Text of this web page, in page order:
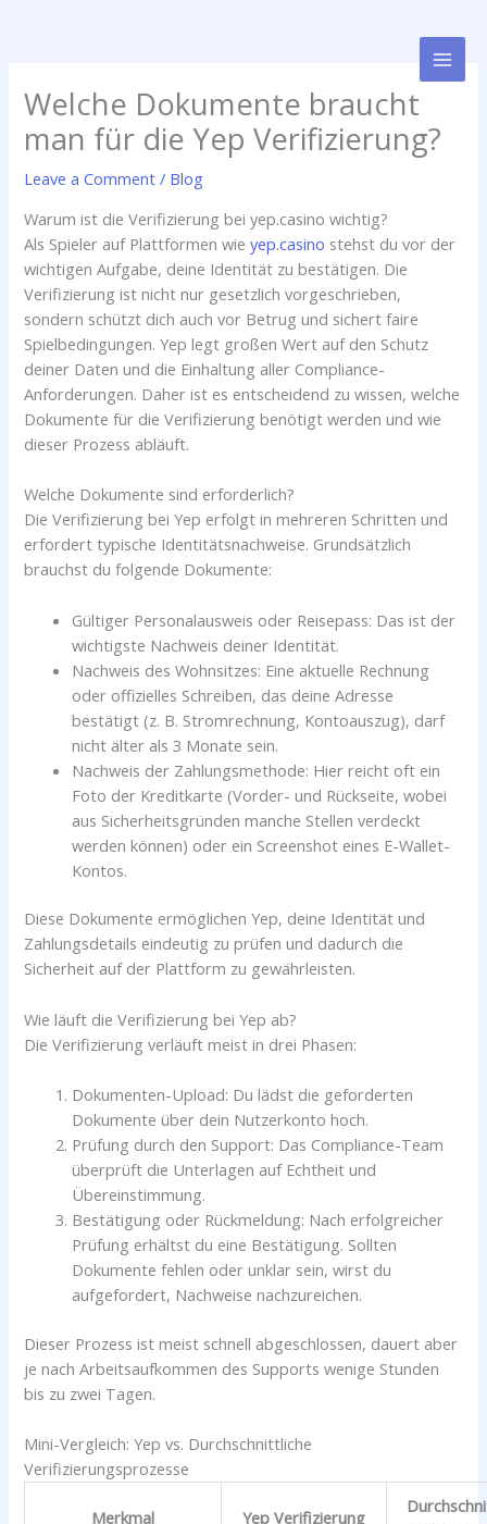
Welche Dokumente braucht
man für die Yep Verifizierung?
Leave a Comment / Blog
Warum ist die Verifizierung bei yep.casino wichtig?
Als Spieler auf Plattformen wieyep.casino stehst du vor der
wichtigen Aufgabe, deine Identität zu bestätigen. Die
Verifizierung ist nicht nur gesetzlich vorgeschrieben,
sondern schützt dich auch vor Betrug und sichert faire
Spielbedingungen. Yep legt großen Wert auf den Schutz
deiner Daten und die Einhaltung aller Compliance-
Anforderungen. Daher ist es entscheidend zu wissen, welche
Dokumente für die Verifizierung benötigt werden und wie
dieser Prozess abläuft.
Welche Dokumente sind erforderlich?
Die Verifizierung bei Yep erfolgt in mehreren Schritten und
erfordert typische Identitätsnachweise. Grundsätzlich
brauchst du folgende Dokumente:
Gültiger Personalausweis oder Reisepass: Das ist der
wichtigste Nachweis deiner Identität.
Nachweis des Wohnsitzes: Eine aktuelle Rechnung
oder offizielles Schreiben, das deine Adresse
bestätigt (z. B. Stromrechnung, Kontoauszug), darf
nicht älter als 3 Monate sein.
Nachweis der Zahlungsmethode: Hier reicht oft ein
Foto der Kreditkarte (Vorder- und Rückseite, wobei
aus Sicherheitsgründen manche Stellen verdeckt
werden können) oder ein Screenshot eines E-Wallet-
Kontos.
Diese Dokumente ermöglichen Yep, deine Identität und
Zahlungsdetails eindeutig zu prüfen und dadurch die
Sicherheit auf der Plattform zu gewährleisten.
Wie läuft die Verifizierung bei Yep ab?
Die Verifizierung verläuft meist in drei Phasen:
Dokumenten-Upload: Du lädst die geforderten
Dokumente über dein Nutzerkonto hoch.
Prüfung durch den Support: Das Compliance-Team
überprüft die Unterlagen auf Echtheit und
Übereinstimmung.
Bestätigung oder Rückmeldung: Nach erfolgreicher
Prüfung erhältst du eine Bestätigung. Sollten
Dokumente fehlen oder unklar sein, wirst du
aufgefordert, Nachweise nachzureichen.
Dieser Prozess ist meist schnell abgeschlossen, dauert aber
je nach Arbeitsaufkommen des Supports wenige Stunden
bis zu zwei Tagen.
Mini-Vergleich: Yep vs. Durchschnittliche
Verifizierungsprozesse
Merkmal Yep Verifizierung